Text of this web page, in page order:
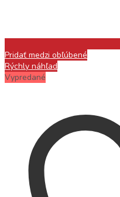
Pridať medzi obľúbené
Rýchly náhľad
Vypredané